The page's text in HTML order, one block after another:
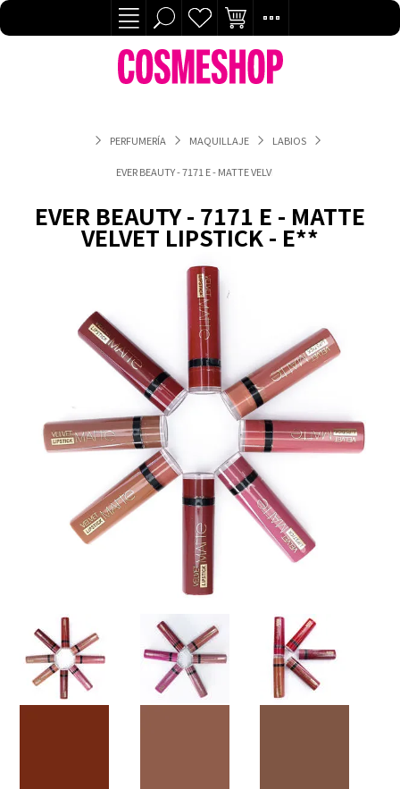
PERFUMERÍA MAQUILLAJE LABIOS
EVER BEAUTY - 7171 E - MATTE VELVET LIPSTICK - E**
EVER BEAUTY - 7171 E - MATTE
VELVET LIPSTICK - E**